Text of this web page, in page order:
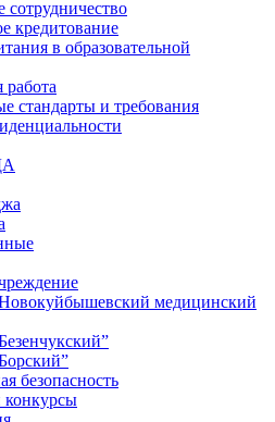
кредитование
в образовательной
работа
стандарты и требования
медицинский
безопасность